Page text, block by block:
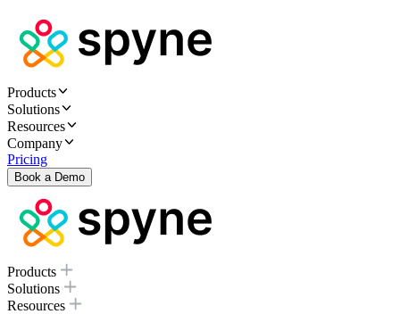
Products
Solutions
Resources
Company
Pricing
Book a Demo
Products
Solutions
Resources